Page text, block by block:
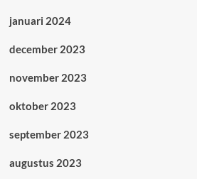
januari 2024
december 2023
november 2023
oktober 2023
september 2023
augustus 2023